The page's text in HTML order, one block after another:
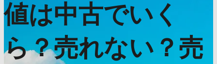
値は中古でいく
ら？売れない？売